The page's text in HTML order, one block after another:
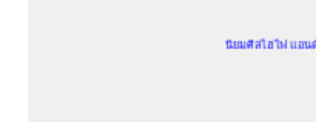
นิยมศิลไฮไฟ แอนด์ สตูดิโ